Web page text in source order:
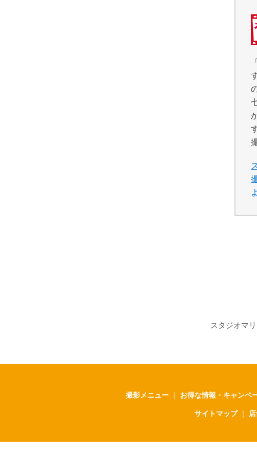
スタジオマ
撮影メニュー ｜ お得な情報・キャンペ
サイトマップ ｜